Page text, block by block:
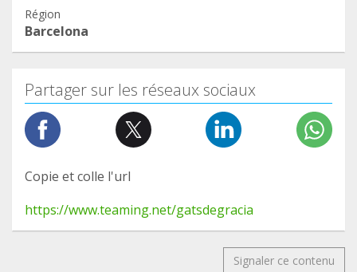
Région
Barcelona
Partager sur les réseaux sociaux
Copie et colle l'url
https://www.teaming.net/gatsdegracia
Signaler ce contenu